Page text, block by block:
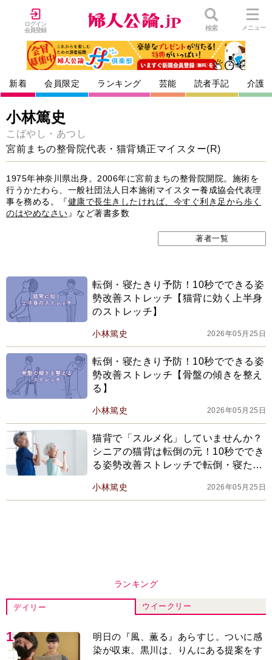
ログイン
会員登録
検索 メニュー
新着 会員限定 ランキング 芸能 読者手記 介護
小林篤史
こばやし・あつし
宮前まちの整骨院代表・猫背矯正マイスター(R)
1975年神奈川県出身。2006年に宮前まちの整骨院開院。施術を
行うかたわら、一般社団法人日本施術マイスター養成協会代表理
事を務める。『健康で長生きしたければ、今すぐ利き足から歩く
のはやめなさい 』など著書多数
著者一覧
転倒・寝たきり予防！10秒でできる姿
勢改善ストレッチ【猫背に効く上半身
のストレッチ】
小林篤史 2026年05月25日
転倒・寝たきり予防！10秒でできる姿
勢改善ストレッチ【骨盤の傾きを整え
る】
小林篤史 2026年05月25日
猫背で「スルメ化」していませんか？
シニアの猫背は転倒の元！10秒ででき
る姿勢改善ストレッチで転倒・寝たき
小林篤史 2026年05月25日
1
明日の『風、薫る』あらすじ。ついに感
る＜ネタバレあり＞